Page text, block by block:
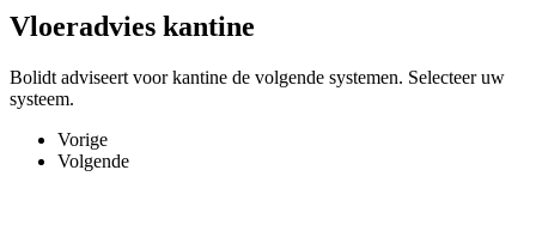
Vloeradvies kantine
Bolidt adviseert voor kantine de volgende systemen. Selecteer uw
systeem.
Vorige
Volgende